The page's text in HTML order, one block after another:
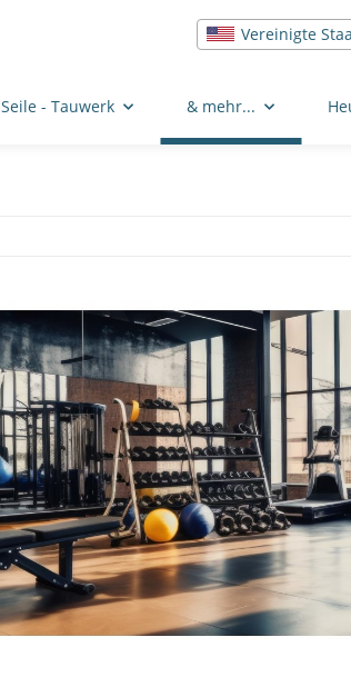
Vereinigte
Seile - Tauwerk & mehr...